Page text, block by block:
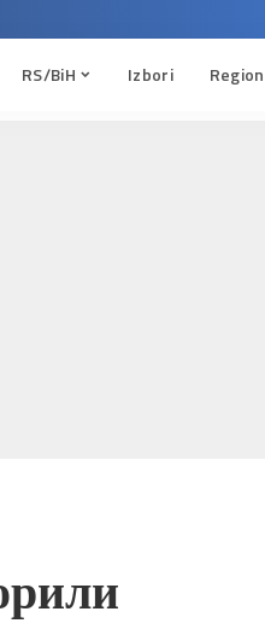
RS/BiH Izbori Region